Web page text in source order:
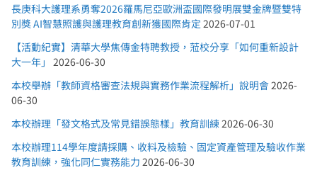
長庚科大護理系勇奪2026羅馬尼亞歐洲盃國際發明展雙金牌暨雙特
別獎 AI智慧照護與護理教育創新獲國際肯定 2026-07-01
【活動紀實】清華大學焦傳金特聘教授，蒞校分享「如何重新設計
大一年」
2026-06-30
本校舉辦「教師資格審查法規與實務作業流程解析」說明會 2026-
06-30
本校辦理「發文格式及常見錯誤態樣」教育訓練 2026-06-30
本校辦理114學年度請採購、收料及檢驗、固定資產管理及驗收作業
教育訓練，強化同仁實務能力 2026-06-30